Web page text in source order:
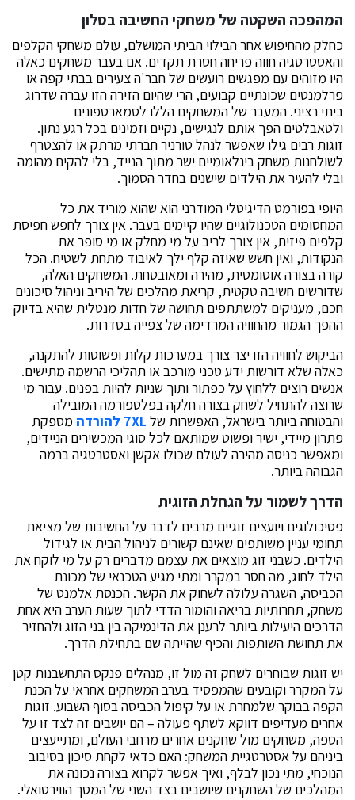
המהפכה השקטה של משחקי החשיבה בסלון
כחלק מהחיפוש אחר הבילוי הביתי המושלם, עולם משחקי הקלפים
והאסטרטגיה חווה פריחה חסרת תקדים. אם בעבר משחקים כאלה
היו מזוהים עם מפגשים רועשים של חבר'ה צעירים בבתי קפה או
פרלמנטים שכונתיים קבועים, הרי שהיום הזירה הזו עברה שדרוג
ביתי רציני. המעבר של המשחקים הללו לסמארטפונים
ולטאבלטים הפך אותם לנגישים, נקיים וזמינים בכל רגע נתון.
זוגות רבים גילו שאפשר לנהל טורניר חברתי מרתק או להצטרף
לשולחנות משחק בינלאומיים ישר מתוך הנייד, בלי להקים מהומה
ובלי להעיר את הילדים שישנים בחדר הסמוך.
היופי בפורמט הדיגיטלי המודרני הוא שהוא מוריד את כל
המחסומים הטכנולוגיים שהיו קיימים בעבר. אין צורך לחפש חפיסת
קלפים פיזית, אין צורך לריב על מי מחלק או מי סופר את
הנקודות, ואין חשש שאיזה קלף ילך לאיבוד מתחת לשטיח. הכל
קורה בצורה אוטומטית, מהירה ומאובטחת. המשחקים האלה,
שדורשים חשיבה טקטית, קריאת מהלכים של היריב וניהול סיכונים
חכם, מעניקים למשתתפים תחושה של חדות מנטלית שהיא בדיוק
ההפך הגמור מהחוויה המרדימה של צפייה בסדרות.
הביקוש לחוויה הזו יצר צורך במערכות קלות ופשוטות להתקנה,
כאלה שלא דורשות ידע טכני מורכב או תהליכי הרשמה מתישים.
אנשים רוצים ללחוץ על כפתור ותוך שניות להיות בפנים. עבור מי
שרוצה להתחיל לשחק בצורה חלקה בפלטפורמה המובילה
והבטוחה ביותר בישראל, האפשרות של
7XL להורדהמספקת
פתרון מיידי, ישיר ופשוט שמותאם לכל סוגי המכשירים הניידים,
ומאפשר כניסה מהירה לעולם שכולו אקשן ואסטרטגיה ברמה
הגבוהה ביותר.
הדרך לשמור על הגחלת הזוגית
פסיכולוגים ויועצים זוגיים מרבים לדבר על החשיבות של מציאת
תחומי עניין משותפים שאינם קשורים לניהול הבית או לגידול
הילדים. כשבני זוג מוצאים את עצמם מדברים רק על מי לוקח את
הילד לחוג, מה חסר במקרר ומתי מגיע הטכנאי של מכונת
הכביסה, השגרה עלולה לשחוק את הקשר. הכנסת אלמנט של
משחק, תחרותיות בריאה והומור הדדי לתוך שעות הערב היא אחת
הדרכים היעילות ביותר לרענן את הדינמיקה בין בני הזוג ולהחזיר
את תחושת השותפות והכיף שהייתה שם בתחילת הדרך.
יש זוגות שבוחרים לשחק זה מול זו, מנהלים פנקס התחשבנות קטן
על המקרר וקובעים שהמפסיד בערב המשחקים אחראי על הכנת
הקפה בבוקר שלמחרת או על קיפול הכביסה בסוף השבוע. זוגות
אחרים מעדיפים דווקא לשתף פעולה – הם יושבים זה לצד זו על
הספה, משחקים מול שחקנים אחרים מרחבי העולם, ומתייעצים
ביניהם על אסטרטגיית המשחק: האם כדאי לקחת סיכון בסיבוב
הנוכחי, מתי נכון לבלף, ואיך אפשר לקרוא בצורה נכונה את
המהלכים של השחקנים שיושבים בצד השני של המסך הווירטואלי.